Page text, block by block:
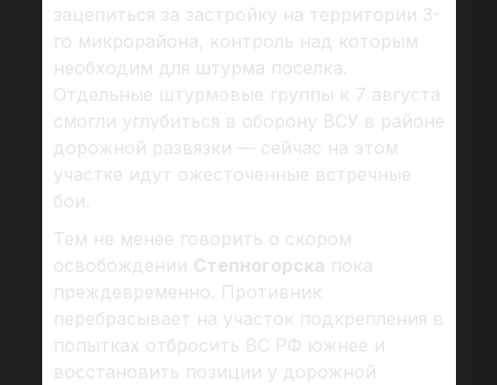
зацепиться за застройку на территории 3-
го микрорайона, контроль над которым
необходим для штурма поселка.
Отдельные штурмовые группы к 7 августа
смогли углубиться в оборону ВСУ в районе
дорожной развязки — сейчас на этом
участке идут ожесточенные встречные
бои.
Тем не менее говорить о скором
освобождении Степногорска пока
преждевременно. Противник
перебрасывает на участок подкрепления в
попытках отбросить ВС РФ южнее и
восстановить позиции у дорожной